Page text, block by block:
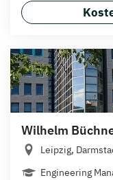
Wilhelm
Leipzig,
Engineering